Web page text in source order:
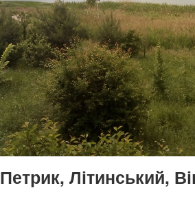
Петрик, Літинський,